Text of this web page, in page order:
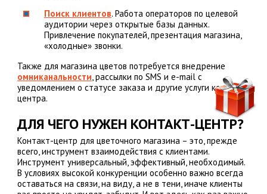
Поиск клиентов. Работа операторов по целевой
аудитории через открытые базы данных.
Привлечение покупателей, презентация магазина,
«холодные» звонки.
Также для магазина цветов потребуется внедрение
омниканальности, рассылки по SMS и e-mail с
уведомлением о статусе заказа и другие услуги контакт-
центра.
ДЛЯ ЧЕГО НУЖЕН КОНТАКТ-ЦЕНТР?
Контакт-центр для цветочного магазина – это, прежде
всего, инструмент взаимодействия с клиентами.
Инструмент универсальный, эффективный, необходимый.
В условиях высокой конкуренции особенно важно всегда
оставаться на связи, на виду, а не в тени, иначе клиенты